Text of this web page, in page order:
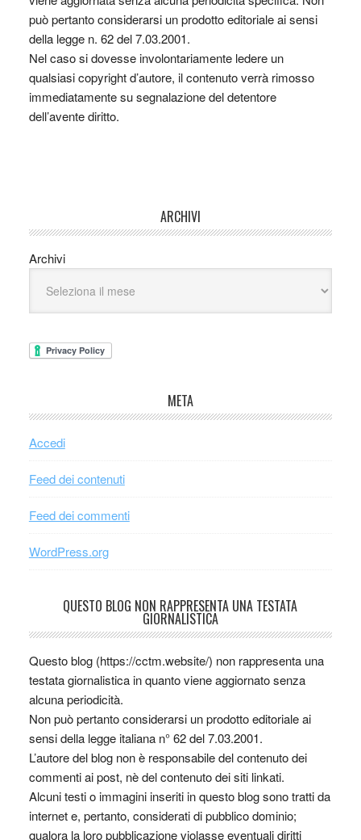
può pertanto considerarsi un prodotto editoriale ai sensi
della legge n. 62 del 7.03.2001.
Nel caso si dovesse involontariamente ledere un
qualsiasi copyright d’autore, il contenuto verrà rimosso
immediatamente su segnalazione del detentore
dell’avente diritto.
ARCHIVI
Archivi
META
Accedi
Feed dei contenuti
Feed dei commenti
WordPress.org
QUESTO BLOG NON RAPPRESENTA UNA TESTATA
GIORNALISTICA
Questo blog (https://cctm.website/) non rappresenta una
testata giornalistica in quanto viene aggiornato senza
alcuna periodicità.
Non può pertanto considerarsi un prodotto editoriale ai
sensi della legge italiana n° 62 del 7.03.2001.
L’autore del blog non è responsabile del contenuto dei
commenti ai post, nè del contenuto dei siti linkati.
Alcuni testi o immagini inseriti in questo blog sono tratti da
internet e, pertanto, considerati di pubblico dominio;
qualora la loro pubblicazione violasse eventuali diritti